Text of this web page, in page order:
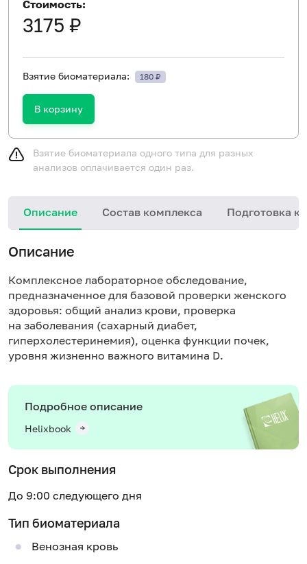
Стоимость:
3175 ₽
Взятие биоматериала: 180 ₽
В корзину
Взятие биоматериала одного типа для разных
анализов оплачивается один раз.
Описание Состав комплекса Подготовка к
Описание
Комплексное лабораторное обследование,
предназначенное для базовой проверки женского
здоровья: общий анализ крови, проверка
на заболевания (сахарный диабет,
гиперхолестеринемия), оценка функции почек,
уровня жизненно важного витамина D.
Подробное описание
Helixbook
Срок выполнения
До 9:00 следующего дня
Тип биоматериала
Венозная кровь